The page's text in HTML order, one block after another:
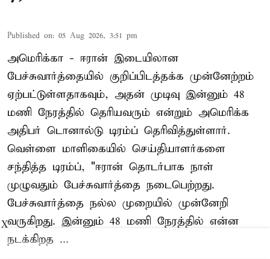
Published on: 05 Aug 2026, 3:51 pm
அமெரிக்கா - ஈரான் இடையிலான
பேச்சுவார்த்தையில் குறிப்பிடத்தக்க முன்னேற்றம்
ஏற்பட்டுள்ளதாகவும், அதன் முடிவு இன்னும் 48
மணி நேரத்தில் தெரியவரும் என்றும் அமெரிக்க
அதிபர் டொனால்டு டிரம்ப் தெரிவித்துள்ளார்.
வெள்ளை மாளிகையில் செய்தியாளர்களை
சந்தித்த டிரம்ப், "ஈரான் தொடர்பாக நாள்
முழுவதும் பேச்சுவார்த்தை நடைபெற்றது.
பேச்சுவார்த்தை நல்ல முறையில் முன்னேறி
வருகிறது. இன்னும் 48 மணி நேரத்தில் என்ன
நடக்கிறத ...
X